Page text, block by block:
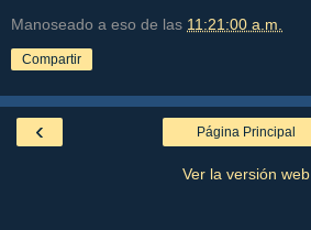
Manoseado a eso de las 11:21:00 a.m.
Compartir
‹ Página Principal
Ver la versión web